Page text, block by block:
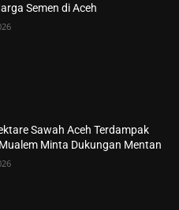
Semen di Aceh
Sawah Aceh Terdampak
Minta Dukungan Mentan